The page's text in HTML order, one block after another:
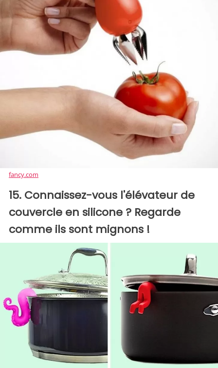
fancy.com
15. Connaissez-vous l'élévateur de
couvercle en silicone ? Regarde
comme ils sont mignons !